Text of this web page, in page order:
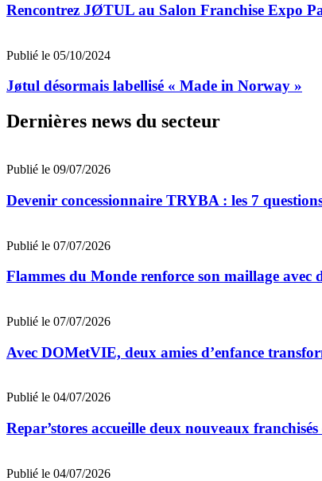
Rencontrez JØTUL au Salon Franchise Expo
Publié le 05/10/2024
Jøtul désormais labellisé « Made in Norway »
Dernières news du secteur
Publié le 09/07/2026
Devenir concessionnaire TRYBA : les 7
Publié le 07/07/2026
Flammes du Monde renforce son maillage avec
Publié le 07/07/2026
Avec DOMetVIE, deux amies d’enfance
Publié le 04/07/2026
Repar’stores accueille deux nouveaux
Publié le 04/07/2026